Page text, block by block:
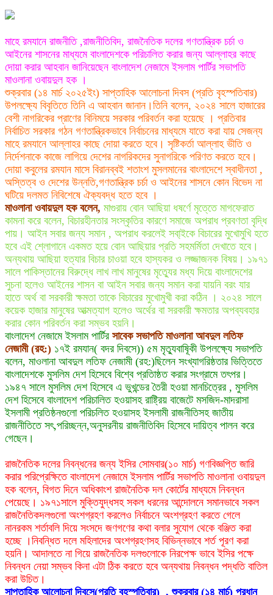
মাহে রমযানে রাজনীতি ,রাজনীতিবিদ, রাজনৈতিক দলের গণতান্ত্রিক চর্চা ও
আইনের শাসনের মাধ্যমে বাংলাদেশকে পরিচালিত করার জন্য আল্লাহর কাছে
দোয়া করার আহবান জানিয়েছেন বাংলাদেশ নেজামে ইসলাম পার্টির সভাপতি
মাওলানা ওবায়দুল হক ।
শুক্রবার (১৪ মার্চ ২০২৫ইং) সাপ্তাহিক আলোচনা দিবস (প্রতি বৃহস্পতিবার)
উপলক্ষ্যে বিবৃতিতে তিনি এ আহবান জানান।তিনি বলেন, ২০২৪ সালে হাজারের
বেশী নাগরিকের প্রাণের বিনিময়ে সরকার পরিবর্তন করা হয়েছে । প্রতিবার
নির্বাচিত সরকার গঠন গণতান্ত্রিকভাবে নির্বাচনের মাধ্যমে যাতে করা যায় সেজন্য
মাহে রমযানে আল্লাহর কাছে দোয়া করতে হবে। সৃষ্টিকর্তা আল্লাহ ভীতি ও
নির্দেশনাকে কাজে লাগিয়ে দেশের নাগরিকদের সুনাগরিকে পরিণত করতে হবে।
দোয়া কবুলের রমযান মাসে বিরানব্বই শতাংশ মুসলমানের বাংলাদেশে স্বাধীনতা ,
অস্তিত্ব ও দেশের উন্নতি,গণতান্ত্রিক চর্চা ও আইনের শাসনে কোন বিভেদ না
ঘটিয়ে দলমত নিবিশেষে ঐক্যবদ্ধ হতে হবে ।
মাওলানা ওবায়দুল হক বলেন, মাগুরায় বোন আছিয়া ধষর্ণে মৃতে্তে মাগফেরাত
কামনা করে বলেন, বিচারহীনতার সংস্কৃতির কারণে সমাজে অপরাধ প্রবণতা বৃদ্ধি
পায়। আইন সবার জন্য সমান , অপরাধ করলেই সবা্ইকে বিচারের মুখোমুখি হতে
হবে এই শ্লোগানে একমত হয়ে বোন আছিয়ার প্রতি সহমর্মিতা দেখাতে হবে।
অন্যথায় আছিয়া হত্যার বিচার চাওয়া হবে হাস্যকর ও লজ্জাজনক বিষয়। ১৯৭১
সালে পাকিস্তানের বিরুদ্ধে লাখ লাখ মানুষের মৃত্যেুর মধ্য দিয়ে বাংলাদেশের
সুচনা হলেও আইনের শাসন বা আইন সবার জন্য সমান করা যায়নি বরং যার
হাতে অর্থ বা সরকারী ক্ষমতা তাকে বিচারের মুখোমুখী করা কঠিন । ২০২৪ সালে
কয়েক হাজার মানুষের আত্মত্যাগ হলেও অর্থের বা সরকারী ক্ষমতার অপব্যবহার
করার কোন পরিবর্তন করা সম্ভব হয়নি।
বাংলাদেশ নেজামে ইসলাম পার্টিরসাবেক সভাপতি মাওলানা আবদুল লতিফ
নেজামী (রহ:) ১৭ই রমযান( বদর দিবসে)) ৫ম মৃত্যুবাষিূকী উপলক্ষ্যে সভাপতি
বলেন, মাওলানা আবদুল লতিফ নেজামী (রহ:)ছিলেন সংখ্যাগরিষ্ঠতার ভিত্তিতে
বাংলাদেশকে মুসলিম দেশ হিসেবে বিশ্বে প্রতিাষ্ঠত করার সংগ্রামে তৎপর।
১৯৪৭ সালে মুসলিম দেশ হিসেবে এ ভুখন্ডের তৈরী হওয়া মানচিত্রের , মুসলিম
দেশ হিসেবে বাংলাদেশ পরিচালিত হওয়াসহ রাষ্ট্রিয় বাজেটে মসজিদ-মাদরাসা
ইসলামী প্রতিষ্ঠনগুলো পরিচলিত হওয়াসহ ইসলামী রাজনীতিসহ জাতীয়
রাজনীতিতে সৎ,পরিচ্ছন্ন,অনুসরনীয় রাজনীতিবিদ হিসেবে দায়িত্ব পালন করে
গেছেন।
রাজনৈতিক দলের নিবন্ধনের জন্য ইসির সোমবার(১০ মার্চ) গণবিজ্ঞপ্তি জারি
করার পরিপ্রেক্ষিতে বাংলাদেশ নেজামে ইসলাম পার্টির সভাপতি মাওলানা ওবায়দুল
হক বলেন, বিগত দিনে অধিকাংশ রাজনৈতিক দল কোর্টের মাধ্যমে নিবন্ধন
পেয়েছে। ১৯৭১সালে মুক্তিযুদ্ধসহ সকল ধরনের আন্দোলনে সমানভাবে সকল
রাজনৈতিকদলগুলো অংশগ্রহণ করলেও নির্বাচনে অংশগ্রহণ করতে গেলে
নানরকম শর্তাবলি দিয়ে সংসদে জণগণের কথা বলার সুযোগ থেকে বঞ্জিত করা
হচ্ছে ।নিবন্ধিত দলে মহিলাদের অংশগ্রহণসহ বিভিন্নভাবে শর্ত পূরণ করা
হয়নি। আদালতে না গিয়ে রাজনৈতিক দলগুলোকে নিরপেক্ষ ভাবে ইসির পক্ষে
নিবন্ধন নেয়া সম্ভব কিনা এটা ঠিক করতে হবে অন্যথায় নিবন্ধন পদ্ধতি বাতিল
করা উচিত।
সাপ্তাহিক আলোচনা দিবসে(প্রতি বৃহস্পতিবার) , শুক্রবার (১৪ মার্চ) প্রধান